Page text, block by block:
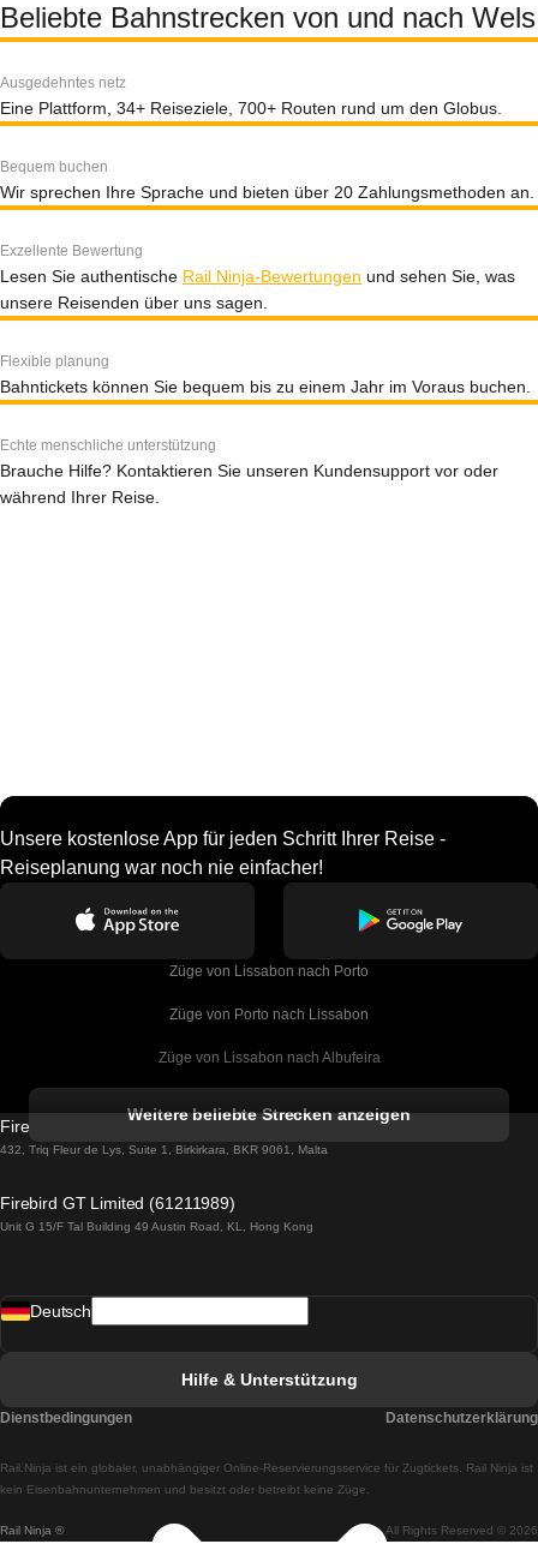
Beliebte Bahnstrecken von und nach Wels
Ausgedehntes netz
Eine Plattform, 34+ Reiseziele, 700+ Routen rund um den Globus.
Bequem buchen
Wir sprechen Ihre Sprache und bieten über 20 Zahlungsmethoden an.
Exzellente Bewertung
Lesen Sie authentische Rail Ninja-Bewertungen und sehen Sie, was
unsere Reisenden über uns sagen.
Flexible planung
Bahntickets können Sie bequem bis zu einem Jahr im Voraus buchen.
Echte menschliche unterstützung
Brauche Hilfe? Kontaktieren Sie unseren Kundensupport vor oder
während Ihrer Reise.
Unsere kostenlose App für jeden Schritt Ihrer Reise -
Reiseplanung war noch nie einfacher!
Züge von Lissabon nach Porto
Züge von Porto nach Lissabon
Züge von Lissabon nach Albufeira
Züge von Lissabon nach Lagos
Züge von Lissabon nach Madrid
Züge von Lissabon nach Braga
Züge von Braga nach Lissabon
Weitere beliebte Strecken anzeigen
Firebird GT Limited (OC 1451)
432, Triq Fleur de Lys, Suite 1, Birkirkara, BKR 9061, Malta
Firebird GT Limited (61211989)
Unit G 15/F Tal Building 49 Austin Road, KL, Hong Kong
Rail Ninja ® All Rights Reserved © 2026
Rail.Ninja ist ein globaler, unabhängiger Online-Reservierungsservice für Zugtickets. Rail Ninja ist
kein Eisenbahnunternehmen und besitzt oder betreibt keine Züge.
Deutsch
Hilfe & Unterstützung
Dienstbedingungen Datenschutzerklärung